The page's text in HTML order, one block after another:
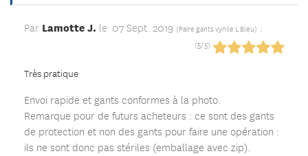
Par Lamotte J. le 07 Sept. 2019 (Paire gants vynile L Bleu) :
(5/5)
Très pratique
Envoi rapide et gants conformes à la photo.
Remarque pour de futurs acheteurs : ce sont des gants
de protection et non des gants pour faire une opération :
ils ne sont donc pas stériles (emballage avec zip).